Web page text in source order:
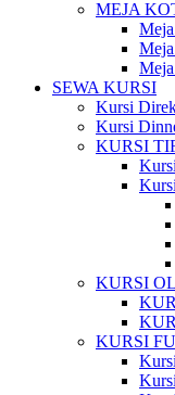
MEJA
SEWA KURSI
Kursi
Kursi
KURSI
KURSI
KURSI